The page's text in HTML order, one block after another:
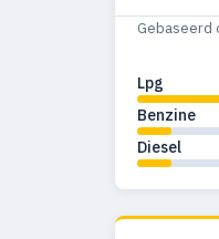
Gebaseerd
Lpg
Benzine
Diesel